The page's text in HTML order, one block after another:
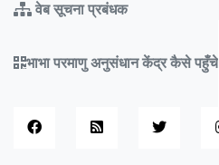
वेब सूचना प्रबंधक
भाभा परमाणु अनुसंधान केंद्र कैसे पहुँचे